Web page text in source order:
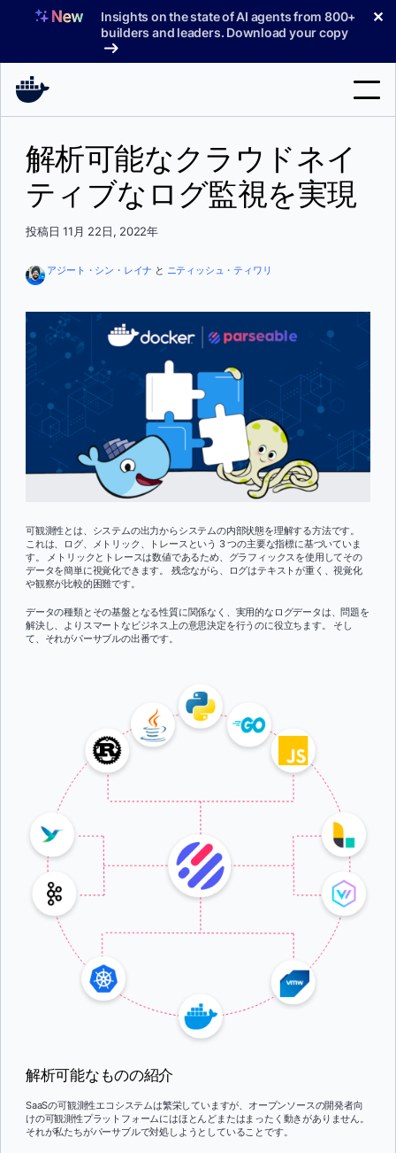
へ
Insights on the state of AI agents from 800+
builders and leaders. Download your copy
✕
ドキュメント
索
解析可能なクラウドネイ
ティブなログ監視を実現
投稿日 11月 22日, 2022年
アジート・シン・レイナ と ニティッシュ・ティワリ
可観測性とは、システムの出力からシステムの内部状態を理解する方法です。
これは、ログ、メトリック、トレースという 3 つの主要な指標に基づいていま
す。 メトリックとトレースは数値であるため、グラフィックスを使用してその
データを簡単に視覚化できます。 残念ながら、ログはテキストが重く、視覚化
や観察が比較的困難です。
データの種類とその基盤となる性質に関係なく、実用的なログデータは、問題を
解決し、よりスマートなビジネス上の意思決定を行うのに役立ちます。 そし
て、それがパーサブルの出番です。
解析可能なものの紹介
SaaSの可観測性エコシステムは繁栄していますが、オープンソースの開発者向
けの可観測性プラットフォームにはほとんどまたはまったく動きがありません。
それが私たちがパーサブルで対処しようとしていることです。